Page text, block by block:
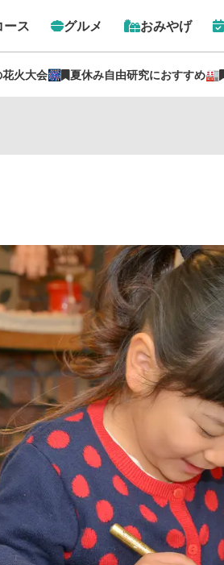
ース グルメ おみやげ
火大会🎆 夏休み自由研究におすすめ🏭